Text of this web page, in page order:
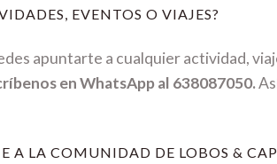
EVENTOS O VIAJES?
apuntarte a cualquier actividad,
en WhatsApp al 638087050.
A LA COMUNIDAD DE LOBOS &